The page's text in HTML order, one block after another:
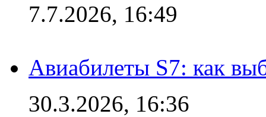
7.7.2026, 16:49
Авиабилеты S7: как
30.3.2026, 16:36